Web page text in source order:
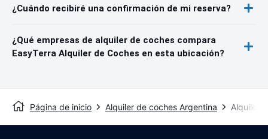
¿Cuándo recibiré una confirmación de mi reserva?
¿Qué empresas de alquiler de coches compara
EasyTerra Alquiler de Coches en esta ubicación?
Página de inicio Alquiler de coches Argentina Alquiler